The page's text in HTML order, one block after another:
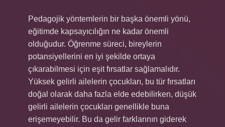
Pedagojik yöntemlerin bir başka önemli yönü,
eğitimde kapsayıcılığın ne kadar önemli
olduğudur. Öğrenme süreci, bireylerin
potansiyellerini en iyi şekilde ortaya
çıkarabilmesi için eşit fırsatlar sağlamalıdır.
Yüksek gelirli ailelerin çocukları, bu tür fırsatları
doğal olarak daha fazla elde edebilirken, düşük
gelirli ailelerin çocukları genellikle buna
erişemeyebilir. Bu da gelir farklarının giderek